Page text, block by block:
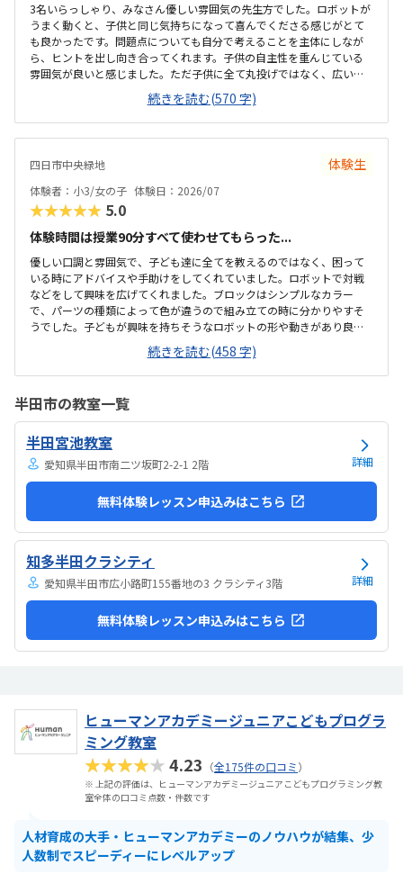
3名いらっしゃり、みなさん優しい雰囲気の先生方でした。ロボットが
うまく動くと、子供と同じ気持ちになって喜んでくださる感じがとて
も良かったです。問題点についても自分で考えることを主体にしなが
ら、ヒントを出し向き合ってくれます。子供の自主性を重んじている
雰囲気が良いと感じました。ただ子供に全て丸投げではなく、広い机
の上に「教科書とキットをどこに置いたらやりやすいかな？」と声を
かけてくださり、そこから自分で考えていました。ロボット作りもヒ
ントをいただきながら、自分で教科書を読んで作り上げていました。
駅近くですが、静かな環境です。急な坂道があるので、暑い夏など、重
できました。入室したら必ず手を洗うルールも良いです。教室にある
教科書などもきちんと整理整頓されています。キット代が兄弟割引で
半額になりました。入会金も無料に。欲を言えば、...
続きを読む(570 字)
四日市中央緑地 体験生
体験者：小3/女の子 体験日：2026/07
★★★★★ 5.0
体験時間は授業90分すべて使わせてもらった...
優しい口調と雰囲気で、子ども達に全てを教えるのではなく、困って
いる時にアドバイスや手助けをしてくれていました。ロボットで対戦
などをして興味を広げてくれました。ブロックはシンプルなカラー
で、パーツの種類によって色が違うので組み立ての時に分かりやすそ
うでした。子どもが興味を持ちそうなロボットの形や動きがあり良か
ったです。駐車場は停めやすく、分かりやすい場所にあるので助かり
ます。近くに別の施設もあるので、習ってない兄弟が過ごしやすいと
思いました。教室はシンプルで余計なものが置いてないので集中でき
したりできるのは助かります。料金は今の物価で考えれば高いとは思
いませんが、子どもの成長具合で判断すると思います。子どもが自発
的にどんどん作り進めていったのには正直驚きました。最初からたく
さんあれこれ説明されずブロックを触らせてもらったの...
続きを読む(458 字)
半田市の教室一覧
半田宮池教室
愛知県半田市南二ツ坂町2-2-1 2階 詳細
無料体験レッスン申込みはこちら
知多半田クラシティ
愛知県半田市広小路町155番地の3 クラシティ3階 詳細
無料体験レッスン申込みはこちら
ヒューマンアカデミージュニアこどもプログラ
ミング教室
★★★★★4.23 （全175件の口コミ）
※ 上記の評価は、ヒューマンアカデミージュニアこどもプログラミング教
室全体の口コミ点数・件数です
人材育成の大手・ヒューマンアカデミーのノウハウが結集、少
人数制でスピーディーにレベルアップ